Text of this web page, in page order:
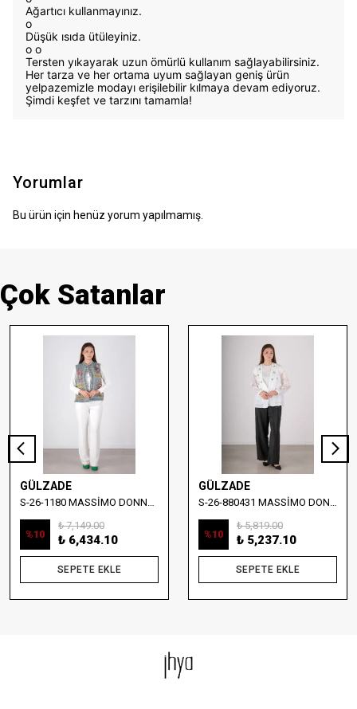
Ağartıcı kullanmayınız.
o
Düşük ısıda ütüleyiniz.
o o
Tersten yıkayarak uzun ömürlü kullanım sağlayabilirsiniz.
Her tarza ve her ortama uyum sağlayan geniş ürün
yelpazemizle modayı erişilebilir kılmaya devam ediyoruz.
Şimdi keşfet ve tarzını tamamla!
Yorumlar
Bu ürün için henüz yorum yapılmamış.
Çok Satanlar
GÜLZADE
S-26-1180 MASSİMO DONNA NAKIŞ DETAYLI DENİM YELEK
%10
₺ 7,149.00
₺ 6,434.10
SEPETE EKLE
GÜLZADE
S-26-880431 MASSİMO DONNA TAŞ İŞLEMELİ YELEKLİ BLUZ
%10
₺ 5,819.00
₺ 5,237.10
SEPETE EKLE